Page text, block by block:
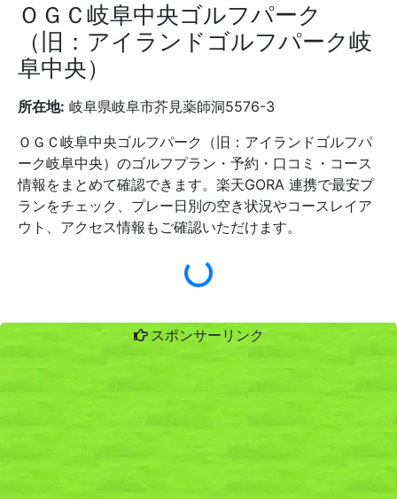
ＯＧＣ岐阜中央ゴルフパーク
（旧：アイランドゴルフパーク岐
阜中央）
所在地: 岐阜県岐阜市芥見薬師洞5576-3
ＯＧＣ岐阜中央ゴルフパーク（旧：アイランドゴルフパ
ーク岐阜中央）のゴルフプラン・予約・口コミ・コース
情報をまとめて確認できます。楽天GORA 連携で最安プ
ランをチェック、プレー日別の空き状況やコースレイア
ウト、アクセス情報もご確認いただけます。
スポンサーリンク